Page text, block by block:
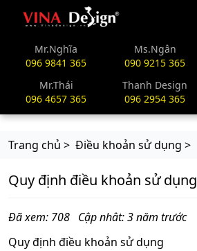
vinadesign.vn
Mr.Nghĩa
096 9841 365
Ms.Ngân
090 9215 365
Mr.Thái
096 4657 365
Thanh Design
096 2954 365
Trang chủ > Điều khoản sử dụng >
Quy định điều khoản sử dụng
Đã xem: 708 Cập nhât: 3 năm trước
Quy định điều khoản sử dụng